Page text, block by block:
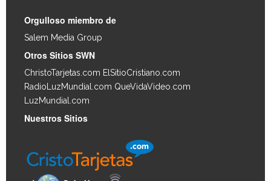
Orgulloso miembro de
Salem Media Group
Otros Sitios SWN
ChristoTarjetas.com ElSitioCristiano.com
RadioLuzMundial.com QueVidaVideo.com
LuzMundial.com
Nuestros Sitios